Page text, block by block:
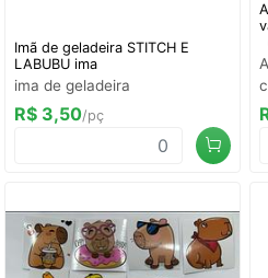
Imã de geladeira STITCH E
LABUBU ima
ima de geladeira
R$ 3,50/pç